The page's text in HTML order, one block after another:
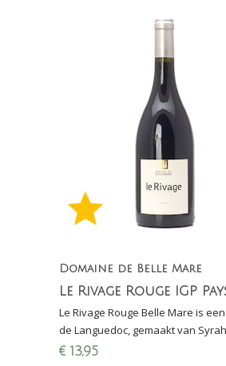
Domaine de Belle Mare
Le Rivage Rouge IGP
Le Rivage Rouge Belle Mare is
de Languedoc, gemaakt van
Sauvignon en Merlot, 15 maanden
€ 13,95